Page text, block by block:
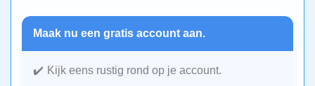
Maak nu een gratis account aan.
Kijk eens rustig rond op je account.